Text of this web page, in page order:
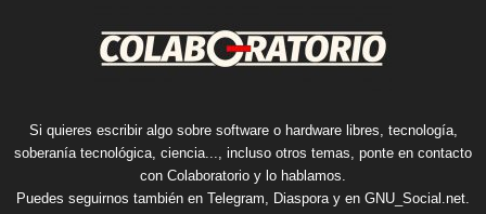
Si quieres escribir algo sobre software o hardware libres, tecnología,
soberanía tecnológica, ciencia..., incluso otros temas, ponte en contacto
con Colaboratorio y lo hablamos.
Puedes seguirnos también en Telegram, Diasporay en GNU_Social.net.